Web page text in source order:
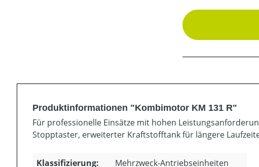
Produktinformationen "Kombimotor KM 131 R"
Für professionelle Einsätze mit hohen
Stopptaster, erweiterter Kraftstofftank für längere
Klassifizierung: Mehrzweck-Antriebseinheiten